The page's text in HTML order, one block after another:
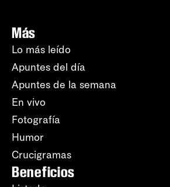
Más
Lo más leído
Apuntes del día
Apuntes de la semana
En vivo
Fotografía
Humor
Crucigramas
Beneficios